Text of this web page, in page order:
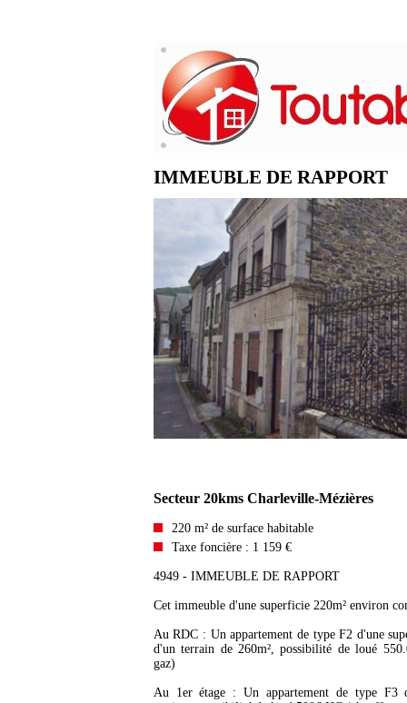
IMMEUBLE DE RAPPORT
Secteur 20kms Charleville-Mézières
220 m² de surface habitable
Taxe foncière : 1 159 €
4949 - IMMEUBLE DE RAPPORT
Cet immeuble d'une superficie 220m² environ
Au RDC : Un appartement de type F2 d'une
d'un terrain de 260m², possibilité de loué
gaz)
Au 1er étage : Un appartement de type F3